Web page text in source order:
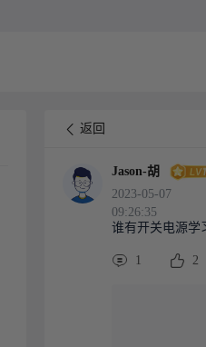
返回
Jason-胡
2023-05-07
09:26:35
谁有开关电源学
1 2